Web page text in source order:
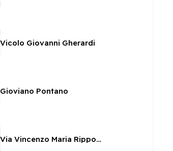
Vicolo Giovanni Gherardi
Gioviano Pontano
Via Vincenzo Maria Rippo - poeta